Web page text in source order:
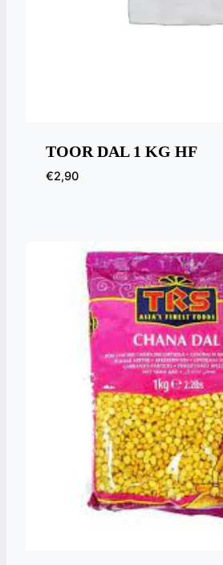
TOOR DAL 1 KG HF
€2,90